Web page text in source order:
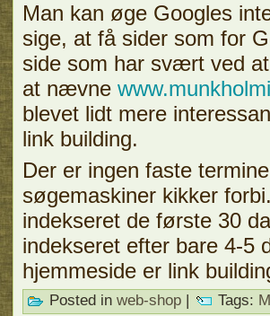
Man kan øge Googles
sige, at få sider som for
side som har svært ved
at nævne
blevet lidt mere
link building.
Der er ingen faste
søgemaskiner kikker
indekseret de første 30
indekseret efter bare 4-5
hjemmeside er link
Posted in web-shop Tags: